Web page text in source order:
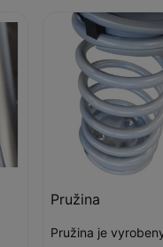
Pružina
Pružina je